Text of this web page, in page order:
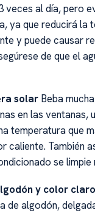
veces al día, pero
ya que reducirá la
y puede causar
de que el
solar Beba
en las ventanas,
temperatura que
caliente. También
se limpie
y color claro
de algodón,